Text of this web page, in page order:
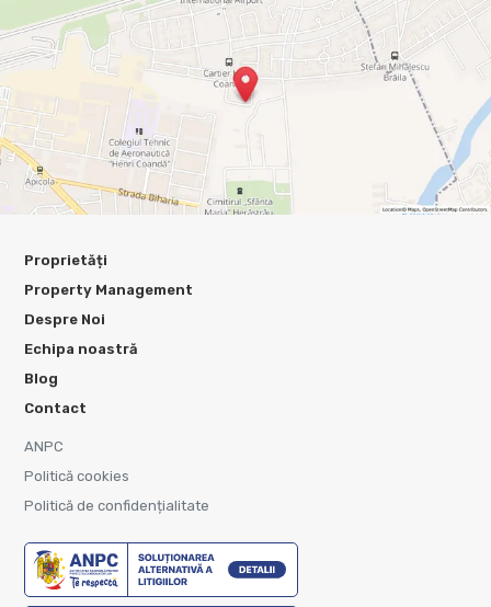
Proprietăți
Property Management
Despre Noi
Echipa noastră
Blog
Contact
ANPC
Politică cookies
Politică de confidențialitate